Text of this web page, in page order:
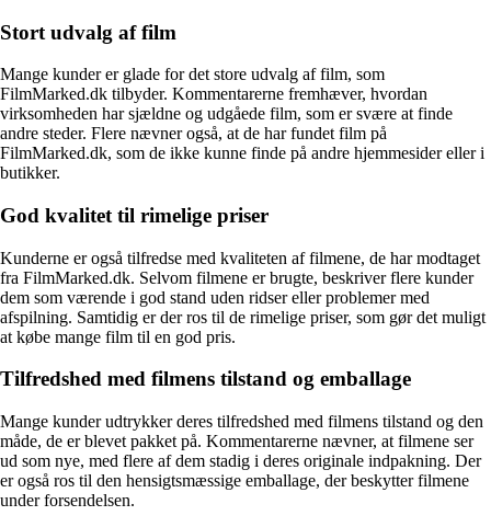
Stort udvalg af film
Mange kunder er glade for det store udvalg af film, som
FilmMarked.dk tilbyder. Kommentarerne fremhæver, hvordan
virksomheden har sjældne og udgåede film, som er svære at finde
andre steder. Flere nævner også, at de har fundet film på
FilmMarked.dk, som de ikke kunne finde på andre hjemmesider eller i
butikker.
God kvalitet til rimelige priser
Kunderne er også tilfredse med kvaliteten af filmene, de har modtaget
fra FilmMarked.dk. Selvom filmene er brugte, beskriver flere kunder
dem som værende i god stand uden ridser eller problemer med
afspilning. Samtidig er der ros til de rimelige priser, som gør det muligt
at købe mange film til en god pris.
Tilfredshed med filmens tilstand og emballage
Mange kunder udtrykker deres tilfredshed med filmens tilstand og den
måde, de er blevet pakket på. Kommentarerne nævner, at filmene ser
ud som nye, med flere af dem stadig i deres originale indpakning. Der
er også ros til den hensigtsmæssige emballage, der beskytter filmene
under forsendelsen.